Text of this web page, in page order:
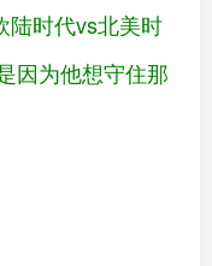
陆时代vs北美时
因为他想守住那